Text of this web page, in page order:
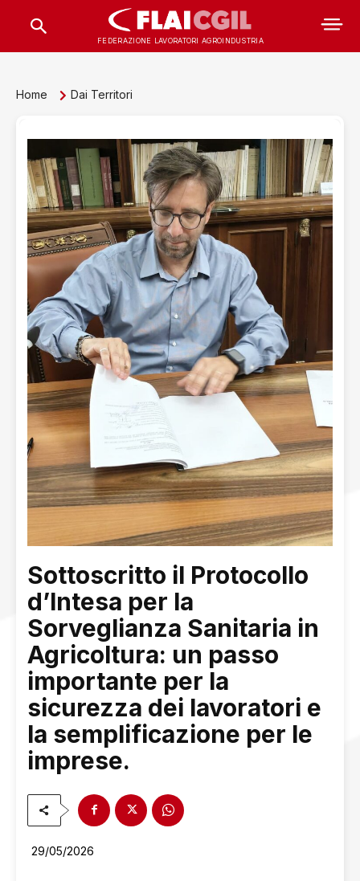
FEDERAZIONE LAVORATORI AGROINDUSTRIA
Home Dai Territori
Sottoscritto il Protocollo
d’Intesa per la
Sorveglianza Sanitaria in
Agricoltura: un passo
importante per la
sicurezza dei lavoratori e
la semplificazione per le
imprese.
29/05/2026